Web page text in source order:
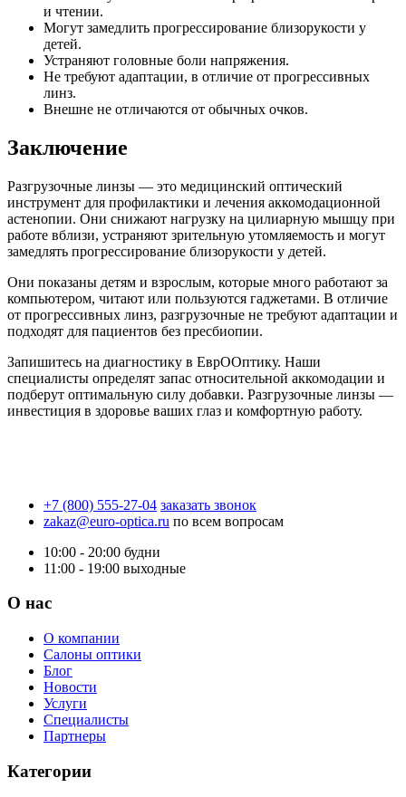
и чтении.
Могут замедлить прогрессирование близорукости у
детей.
Устраняют головные боли напряжения.
Не требуют адаптации, в отличие от прогрессивных
линз.
Внешне не отличаются от обычных очков.
Заключение
Разгрузочные линзы — это медицинский оптический
инструмент для профилактики и лечения аккомодационной
астенопии. Они снижают нагрузку на цилиарную мышцу при
работе вблизи, устраняют зрительную утомляемость и могут
замедлять прогрессирование близорукости у детей.
Они показаны детям и взрослым, которые много работают за
компьютером, читают или пользуются гаджетами. В отличие
от прогрессивных линз, разгрузочные не требуют адаптации и
подходят для пациентов без пресбиопии.
Запишитесь на диагностику в ЕврООптику. Наши
специалисты определят запас относительной аккомодации и
подберут оптимальную силу добавки. Разгрузочные линзы —
инвестиция в здоровье ваших глаз и комфортную работу.
+7 (800) 555-27-04 заказать звонок
zakaz@euro-optica.ru по всем вопросам
10:00 - 20:00 будни
11:00 - 19:00 выходные
О нас
О компании
Салоны оптики
Блог
Новости
Услуги
Специалисты
Партнеры
Категории